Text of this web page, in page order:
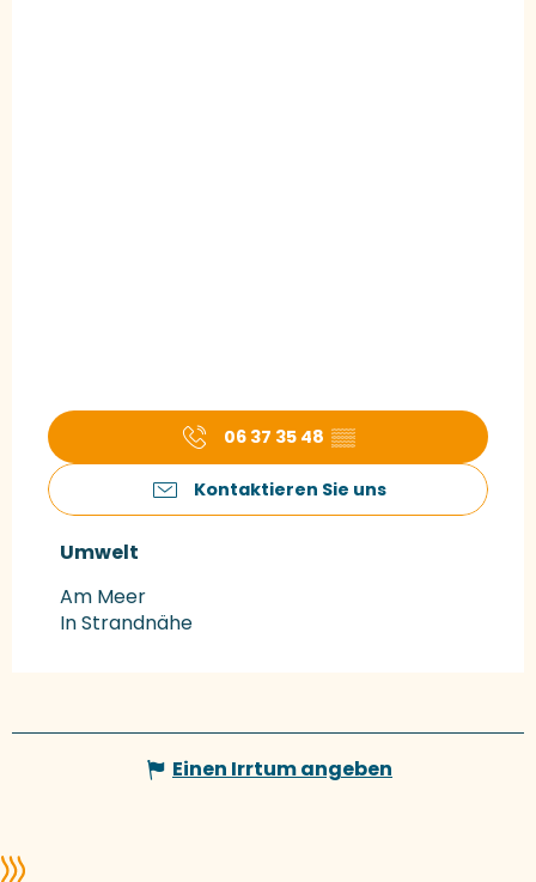
06 37 35 48 ▒▒
Kontaktieren Sie uns
Umwelt
Umwelt
Am Meer
In Strandnähe
Einen Irrtum angeben